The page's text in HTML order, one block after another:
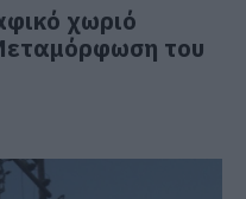
χωριό
του